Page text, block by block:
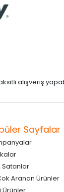
alışveriş
Sayfalar
Satanlar
Aranan Ürünler
Ürünler